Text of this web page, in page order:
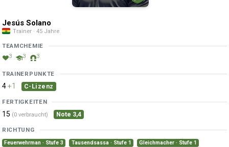
Jesús Solano
Trainer · 45 Jahre
TEAMCHEMIE
3 3 3
TRAINERPUNKTE
4+1 C-Lizenz
FERTIGKEITEN
15 (0 verbraucht) Note 3,4
RICHTUNG
Feuerwehrman · Stufe 3 Tausendsassa · Stufe 1 Gleichmacher · Stufe 1